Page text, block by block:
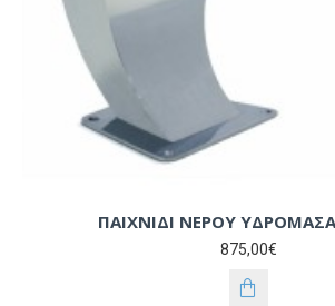
ΠΑΙΧΝΙΔΙ ΝΕΡΟΥ
875,00€